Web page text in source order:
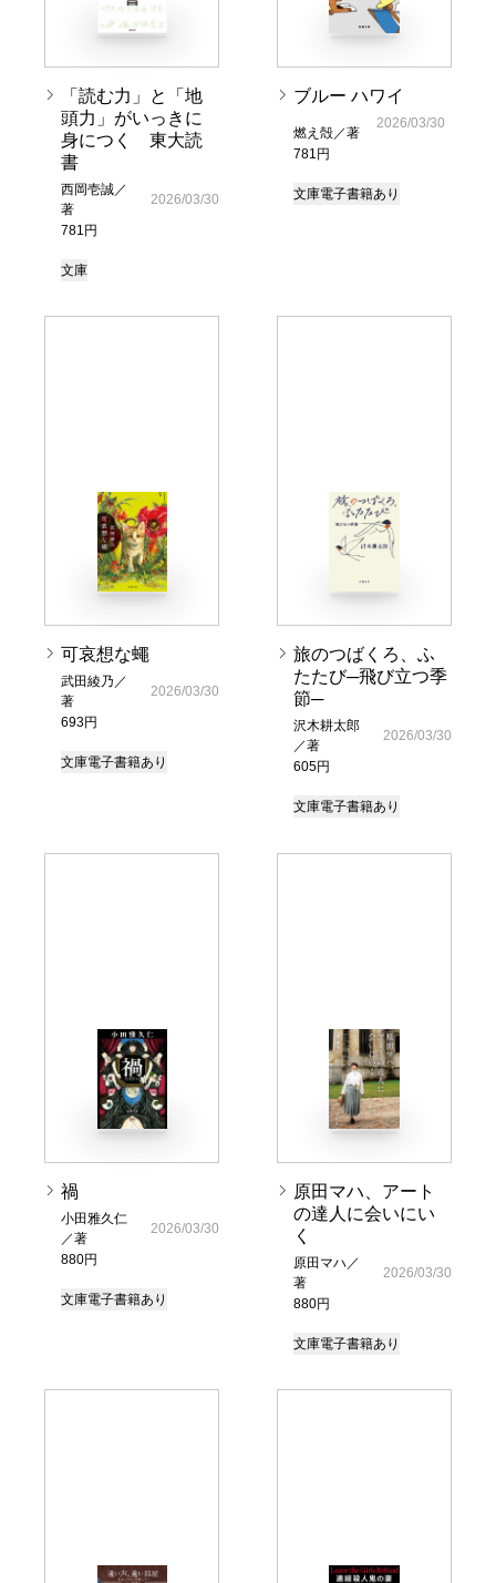
「読む力」と「地
頭力」がいっきに
身につく 東大読
書
西岡壱誠／
著
781円
2026/03/30
文庫
ブルー ハワイ
燃え殻／著
781円
2026/03/30
文庫電子書籍あり
可哀想な蠅
武田綾乃／
著
693円
2026/03/30
文庫電子書籍あり
旅のつばくろ、ふ
たたび─飛び立つ季
節─
沢木耕太郎
／著
605円
2026/03/30
文庫電子書籍あり
禍
小田雅久仁
／著
880円
2026/03/30
文庫電子書籍あり
原田マハ、アート
の達人に会いにい
く
原田マハ／
著
880円
2026/03/30
文庫電子書籍あり